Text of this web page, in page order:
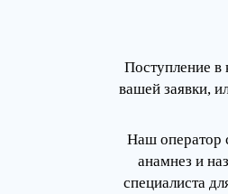
Поступление в
вашей заявки,
Наш оператор
анамнез и
специалиста